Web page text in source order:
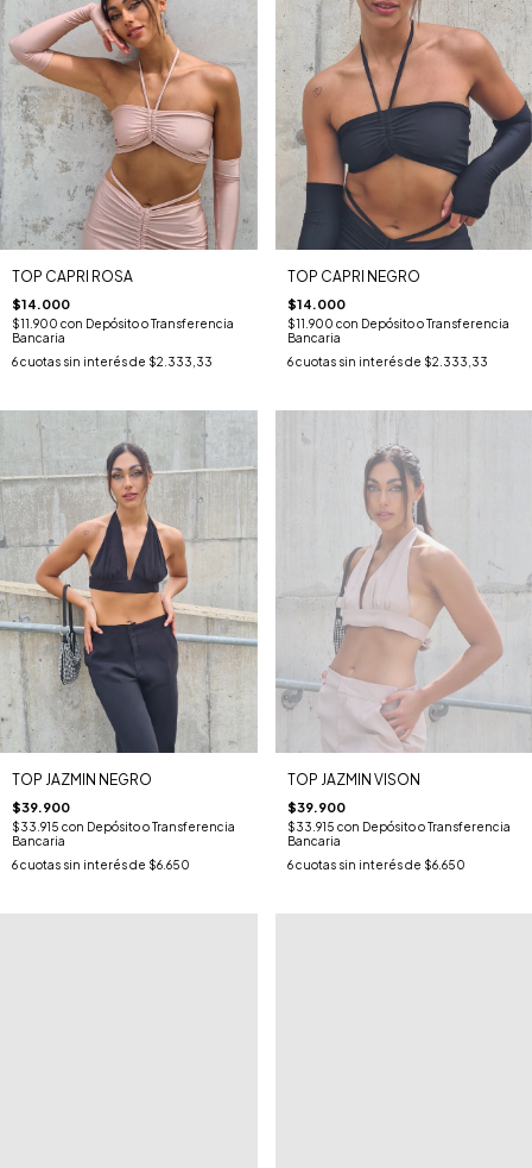
TOP CAPRI ROSA
$14.000
$11.900 con Depósito o Transferencia
Bancaria
6cuotas sin interés de $2.333,33
TOP CAPRI NEGRO
$14.000
$11.900 con Depósito o Transferencia
Bancaria
6 cuotas sin interés de $2.333,33
TOP JAZMIN NEGRO
$39.900
$33.915 con Depósito o Transferencia
Bancaria
6cuotas sin interés de $6.650
TOP JAZMIN VISON
$39.900
$33.915 con Depósito o Transferencia
Bancaria
6 cuotas sin interés de $6.650